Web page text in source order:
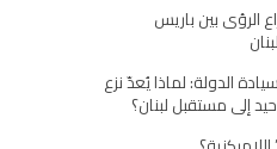
الرؤى بين باريس
الدولة: لماذا يُعدّ نزع
إلى مستقبل لبنان؟